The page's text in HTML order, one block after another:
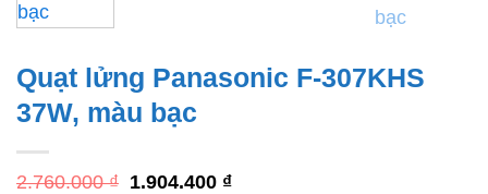
Quạt lửng Panasonic F-307KHS
37W, màu bạc
2.760.000₫ Giá
1.904.400 ₫Giá